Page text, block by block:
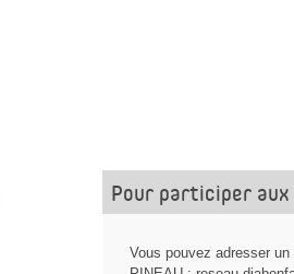
Pour participer aux
Vous pouvez adresser